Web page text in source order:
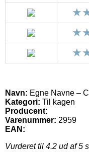
Navn: Egne Navne –
Kategori: Til kagen
Producent:
Varenummer: 2959
EAN:
Vurderet til 4.2 ud af 5